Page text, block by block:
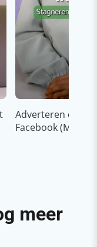
Adverteren op
Facebook (Meta)
meer